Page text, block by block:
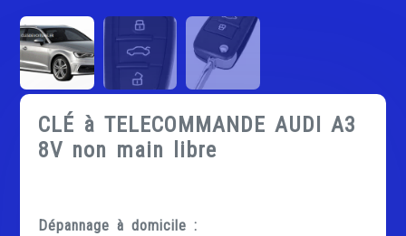
CLÉ à TELECOMMANDE AUDI A3
8V non main libre
Dépannage à domicile :